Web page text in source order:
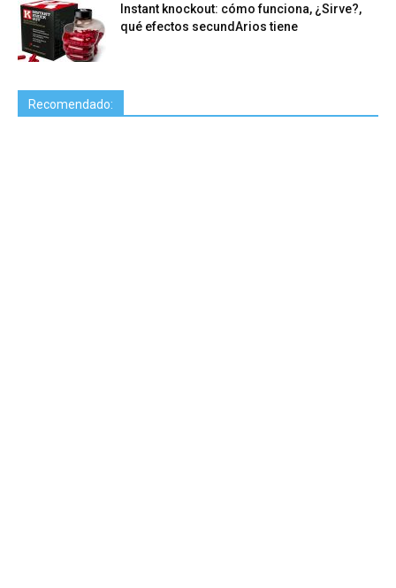
Instant knockout: cómo funciona, ¿Sirve?,
qué efectos secundArios tiene
Recomendado: